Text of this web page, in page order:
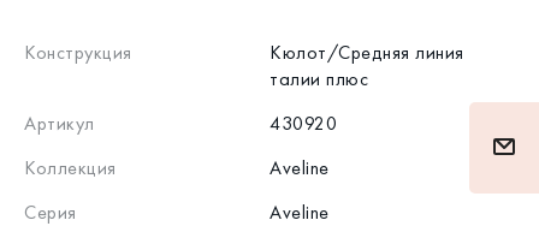
Конструкция
Кюлот/Средняя линия
талии плюс
Артикул
430920
Коллекция
Aveline
Серия
Aveline